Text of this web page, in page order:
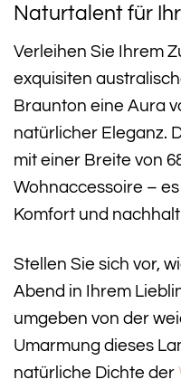
Naturtalent für
Verleihen Sie Ihrem
exquisiten
Braunton eine Aura
natürlicher Eleganz.
mit einer Breite von
Wohnaccessoire –
Komfort und
Stellen Sie sich vor,
Abend in Ihrem
umgeben von der
Umarmung dieses
natürliche Dichte der